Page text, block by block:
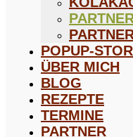
POPUP-
ÜBER MICH
BLOG
REZEPTE
TERMINE
PARTNER